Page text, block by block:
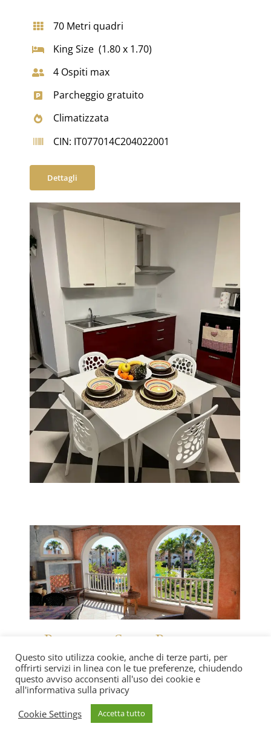
70 Metri quadri
King Size (1.80 x 1.70)
4 Ospiti max
Parcheggio gratuito
Climatizzata
CIN: IT077014C204022001
Dettagli
Borgo San Basilio:
Appartamento Itaca
Con piscina e
Questo sito utilizza cookie, anche di terze parti, per
offrirti servizi in linea con le tue preferenze, chiudendo
questo avviso acconsenti all'uso dei cookie e
all'informativa sulla privacy
Cookie Settings
Accetta tutto